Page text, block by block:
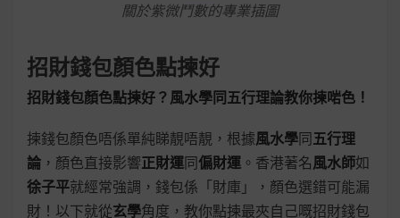
關於紫微鬥數的專業插圖
招財錢包顏色點揀好
招財錢包顏色點揀好？風水學同五行理論教你揀啱色！
揀錢包顏色唔係單純睇靚唔靚，根據風水學同五行理
論 ，顏色直接影響正財運同偏財運 。香港著名 風水師如
徐子平就經常強調，錢包係「財庫」，顏色選錯可能漏
財！以下就從玄學角度，教你點揀最夾自己嘅招財錢包